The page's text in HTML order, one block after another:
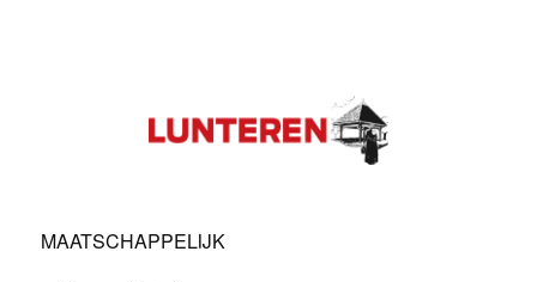
MAATSCHAPPELIJK